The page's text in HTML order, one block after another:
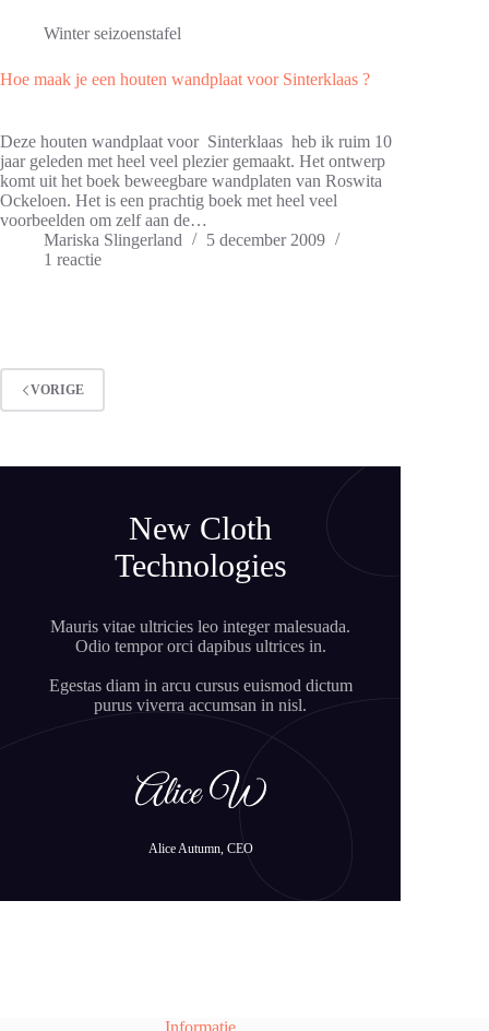
Winter seizoenstafel
Hoe maak je een houten wandplaat voor Sinterklaas ?
Deze houten wandplaat voor Sinterklaas heb ik ruim 10
jaar geleden met heel veel plezier gemaakt. Het ontwerp
komt uit het boek beweegbare wandplaten van Roswita
Ockeloen. Het is een prachtig boek met heel veel
voorbeelden om zelf aan de…
Mariska Slingerland
5 december 2009
1 reactie
VORIGE
New Cloth
Technologies
Mauris vitae ultricies leo integer malesuada.
Odio tempor orci dapibus ultrices in.
Egestas diam in arcu cursus euismod dictum
purus viverra accumsan in nisl.
Alice Autumn, CEO
Informatie